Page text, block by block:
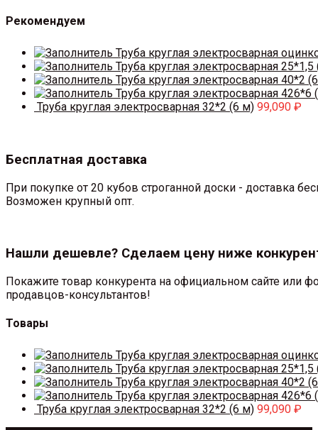
Рекомендуем
Труба круглая электросварная
Труба круглая электросварная
Труба круглая электросварная 40*2
Труба круглая электросварная 426*6
Труба круглая электросварная 32*2 (6 м) 99,090 ₽
Бесплатная доставка
При покупке от 20 кубов строганной доски - доставка
Возможен крупный опт.
Нашли дешевле? Сделаем цену ниже
Покажите товар конкурента на официальном сайте или
продавцов-консультантов!
Товары
Труба круглая электросварная
Труба круглая электросварная
Труба круглая электросварная 40*2
Труба круглая электросварная 426*6
Труба круглая электросварная 32*2 (6 м) 99,090 ₽